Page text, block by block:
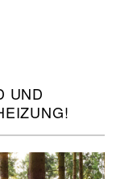
UND